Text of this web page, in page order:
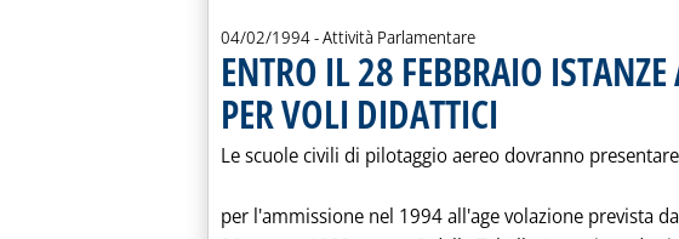
04/02/1994- Attività Parlamentare
ENTRO IL 28 FEBBRAIO
PER VOLI DIDATTICI
Le scuole civili di pilotaggio aereo dovranno
per l'ammissione nel 1994 all'age volazione prevista